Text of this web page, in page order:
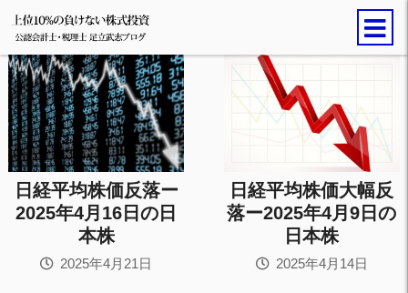
日経平均株価反落ー
2025年4月16日の日
本株
2025年4月21日
日経平均株価大幅反
落ー2025年4月9日の
日本株
2025年4月14日